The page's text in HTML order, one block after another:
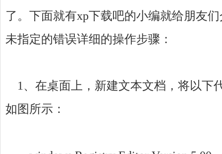
了。下面就有xp下载吧的小编就给朋友
未指定的错误详细的操作步骤：
1、在桌面上，新建文本文档，将以下
如图所示：